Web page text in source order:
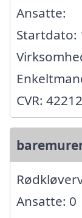
Ansatte:
Startdato:
CVR:
Ansatte: 0